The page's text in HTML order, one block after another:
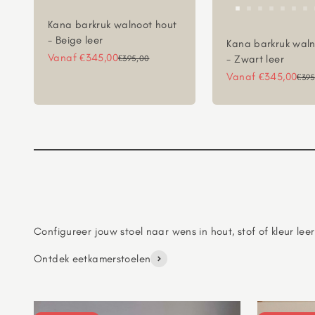
Kana barkruk walnoot hout
- Beige leer
Aanbiedingsprijs
Vanaf €345,00Normale prijs
€395,00
Kana barkruk
- Zwart leer
Aanbiedingsprijs
Vanaf €345,00
Ontdek eetkamerstoelen